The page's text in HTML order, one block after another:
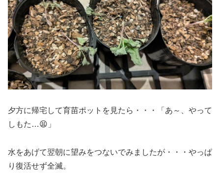
夕方に帰宅して育苗ポットを見たら・・・「あ～、やって
しもた…😫」
水をあげて翌朝に望みをつないでみましたが・・・やっぱ
り復活せず全滅。